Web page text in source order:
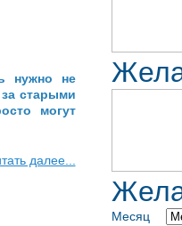
нужно не
старыми
могут
далее...
Месяц